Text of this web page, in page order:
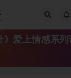
》爱上情感系